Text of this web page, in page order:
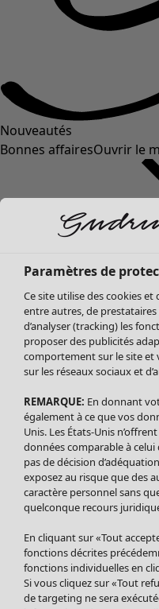
Nouveautés
Bonnes affairesOuvrir le
Soldes Vêtements
Tous les vêtements
Robes
Tuniques
Blouses
Tops
Gilets
Pantalon
Jupes
Leggings et collants
Accessoires
Chaussures
Vêtements de bain
Soldes Mobilier
Paramètres de
Ce site utilise des cookies et
entre autres, de
d’analyser (tracking) les
proposer des publicités
comportement sur le site
sur les réseaux sociaux et
REMARQUE: En donnant
également à ce que vos
Unis. Les États-Unis
données comparable à celui
pas de décision
exposez au risque que des
caractère personnel sans
quelconque recours
En cliquant sur «Tout
fonctions décrites
fonctions individuelles en
Si vous cliquez sur «Tout
de targeting ne sera